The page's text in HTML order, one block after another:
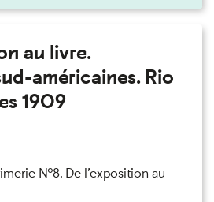
au livre.
américaines. Rio
1909
n°8. De l’exposition au